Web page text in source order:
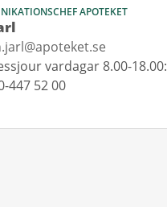
APOTEKET
vardagar 8.00-18.00:
447 52 00